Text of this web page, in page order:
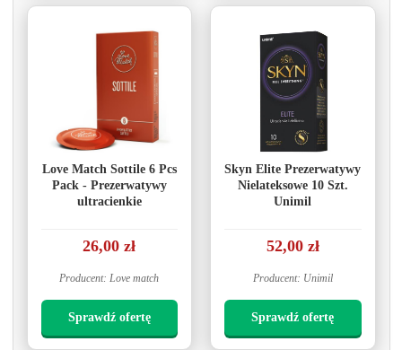
Love Match Sottile 6 Pcs
Pack - Prezerwatywy
ultracienkie
26,00 zł
Producent: Love match
Sprawdź ofertę
Skyn Elite Prezerwatywy
Nielateksowe 10 Szt.
Unimil
52,00 zł
Producent: Unimil
Sprawdź ofertę